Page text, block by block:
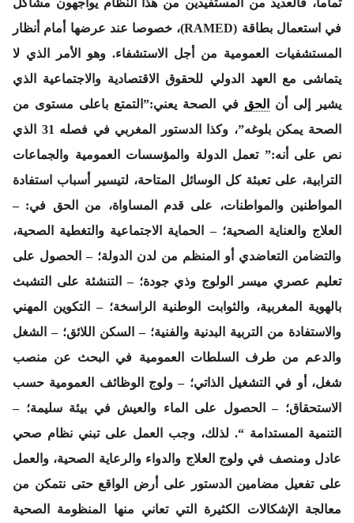
تماما، فالعديد من المستفيدين من هذا النظام يواجهون مشاكل
في استعمال بطاقة (RAMED)، خصوصا عند عرضها أمام أنظار
المستشفيات العمومية من أجل الاستشفاء. وهو الأمر الذي لا
يتماشى مع العهد الدولي للحقوق الاقتصادية والاجتماعية الذي
يشير إلى أن
الحق في الصحة يعني:”التمتع باعلى مستوى من
الصحة يمكن بلوغه”، وكذا الدستور المغربي في فصله 31 الذي
نص على أنه:” تعمل الدولة والمؤسسات العمومية والجماعات
الترابية، على تعبئة كل الوسائل المتاحة، لتيسير أسباب استفادة
المواطنين والمواطنات، على قدم المساواة، من الحق في: –
العلاج والعناية الصحية؛ – الحماية الاجتماعية والتغطية الصحية،
والتضامن التعاضدي أو المنظم من لدن الدولة؛ – الحصول على
تعليم عصري ميسر الولوج وذي جودة؛ – التنشئة على التشبث
بالهوية المغربية، والثوابت الوطنية الراسخة؛ – التكوين المهني
والاستفادة من التربية البدنية والفنية؛ – السكن اللائق؛ – الشغل
والدعم من طرف السلطات العمومية في البحث عن منصب
شغل، أو في التشغيل الذاتي؛ – ولوج الوظائف العمومية حسب
الاستحقاق؛ – الحصول على الماء والعيش في بيئة سليمة؛ –
التنمية المستدامة “. لذلك، وجب العمل على تبني نظام صحي
عادل ومنصف في ولوج العلاج والدواء والرعاية الصحية، والعمل
على تفعيل مضامين الدستور على أرض الواقع حتى نتمكن من
معالجة الإشكالات الكثيرة التي تعاني منها المنظومة الصحية